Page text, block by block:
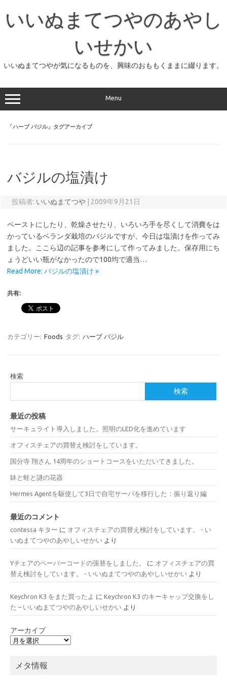
プ
いいぬまてつやのあやし
いせかい
いいぬまてつやが気になるものを、興味のおももくままに綴ります。
Menu
「ハーブ バジル」タグアーカイブ
バジルの塩漬け
投稿者: いいぬまてつや 2009年9月21日
ペーストにしたり、乾燥させたり、いろいろ手を尽くして消費をは
かっているベランダ栽培のバジルですが、今日は塩漬けを作ってみ
ました。ここら辺の記事を参考にして作ってみました。保存用にち
ょうどいい瓶がなかったので100均で適当…
Read More: バジルの塩漬け »
共有:
カテゴリー: Foods タグ: ハーブ バジル
検索
検索
最近の投稿
サーキュライト導入しました。照明のLED化を進めています
オフィスチェアの買替え検討をしています。
国分寺 翔さん 14周年のショートコースをいただいてきました。
鉢と蛙と謎の花器
Hermes Agentを駆使して3日で自宅サーバを移行した：振り返り編
最近のコメント
contessa キター に オフィスチェアの買替え検討をしています。 - い
いぬまてつやのあやしいせかい より
Yチェアのペーパーコードの張替をしました。 に オフィスチェアの買
替え検討をしています。 - いいぬまてつやのあやしいせかい より
Keychron K3 をまた買ったよ に Keychron K3 のキーキャップ交換をし
た – いいぬまてつやのあやしいせかい より
アーカイブ
メタ情報